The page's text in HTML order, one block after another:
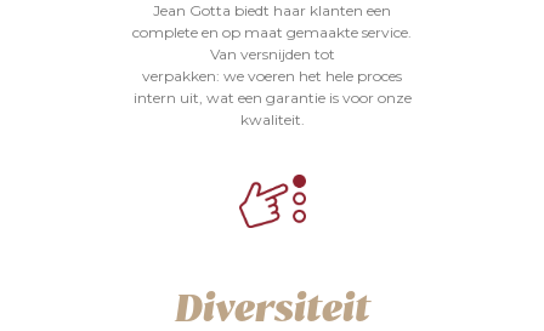
Jean Gotta biedt haar klanten een
complete en op maat gemaakte service.
Van versnijden tot
verpakken: we voeren het hele proces
intern uit, wat een garantie is voor onze
kwaliteit.
Diversiteit